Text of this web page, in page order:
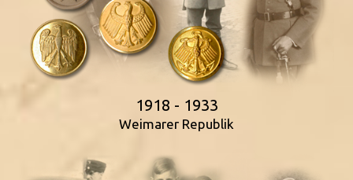
1918 - 1933
Weimarer Republik